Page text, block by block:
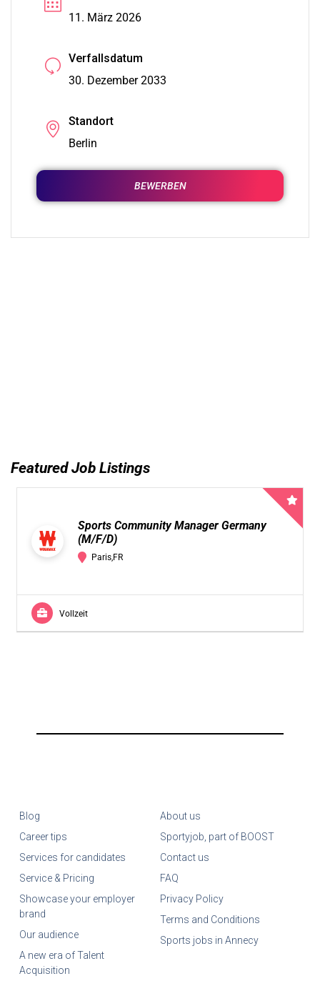
11. März 2026
Verfallsdatum
30. Dezember 2033
Standort
Berlin
BEWERBEN
Featured Job Listings
Sports Community Manager Germany
(M/F/D)
Paris,FR
Vollzeit
Blog
Career tips
Services for candidates
Service & Pricing
Showcase your employer
brand
Our audience
A new era of Talent
Acquisition
About us
Sportyjob, part of BOOST
Contact us
FAQ
Privacy Policy
Terms and Conditions
Sports jobs in Annecy